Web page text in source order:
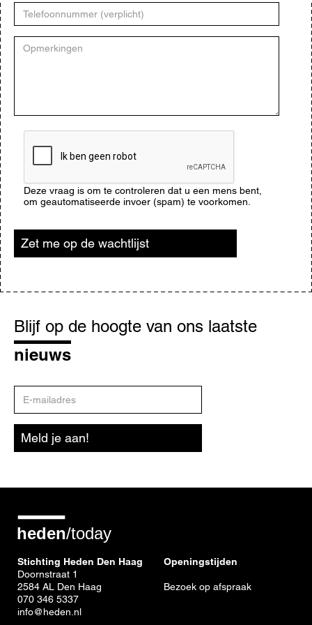
Telefoonnummer
Opmerkingen
Deze vraag is om te controleren dat u een mens bent,
om geautomatiseerde invoer (spam) te voorkomen.
Zet me op de wachtlijst
op
de
hoogte
Blijf op de hoogte van ons laatste
nieuws
mailadres
Meld je aan!
Stichting Heden Den Haag
Doornstraat 1
2584 AL Den Haag
070 346 5337
info@heden.nl
Openingstijden
Bezoek op afspraak